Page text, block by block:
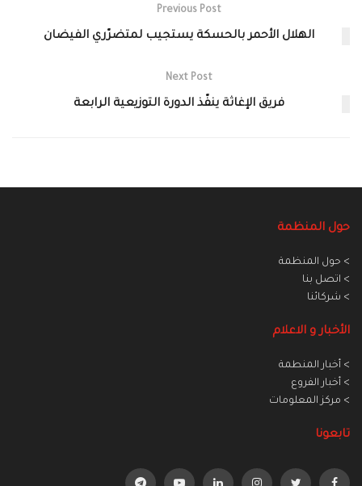
Previous Post
الهلال الأحمر بالحسكة يستجيب لمتضرّري الفيضان
Next Post
فريق الإغاثة ينفّذ الدورة التوزيعية الرابعة
حول المنظمة
> حول المنظمة
> اتصل بنا
> شركائنا
الأخبار و الاعلام
> أخبار المنطمة
> أخبار الفروع
> مركز المعلومات
تابعونا